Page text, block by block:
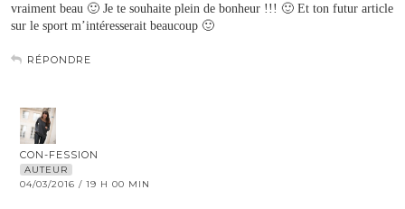
vraiment beau 🙂 Je te souhaite plein de bonheur !!! 🙂 Et ton futur article
sur le sport m’intéresserait beaucoup 🙂
RÉPONDRE
CON-FESSION
AUTEUR
04/03/2016 / 19 H 00 MIN